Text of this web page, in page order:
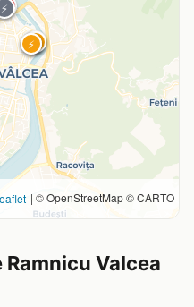
⚡
⚡
⚡
⚡⚡
⚡
⚡
⚡
| © OpenStreetMap © CARTO
Valcea